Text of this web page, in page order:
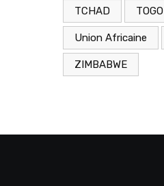
TCHAD TOGO
Union Africaine
ZIMBABWE